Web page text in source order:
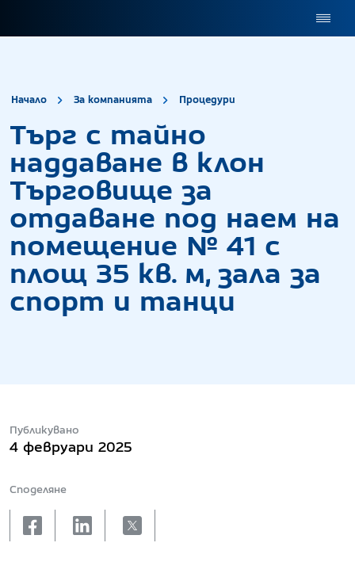
Начало За компанията Процедури
Търг с тайно
наддаване в клон
Търговище за
отдаване под наем на
помещение № 41 с
площ 35 кв. м, зала за
спорт и танци
Публикувано
4 февруари 2025
Споделяне
facebooklinkedinX